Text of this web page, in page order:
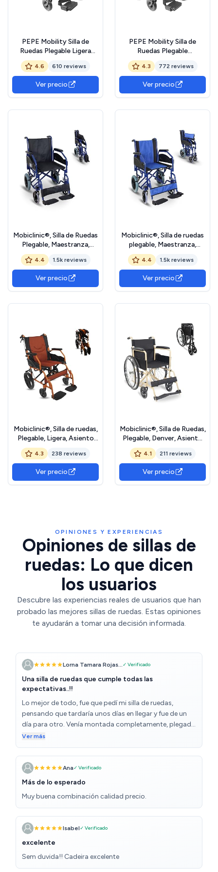
PEPE Mobility Silla de
Ruedas Plegable Ligera
(Asiento 46 cm),
Estructura de Acero con
Freno Manual,
Reposabrazos y
Reposapies Abatibles,
4.6 610 reviews
Ver precio
PEPE Mobility Silla de
Ruedas Plegable
Autopropulsable (Asiento
46 cm), Estructura de
Acero con Freno,
Reposabrazos y
Reposapies Abatibles,
4.3 772 reviews
Ver precio
Mobiclinic®, Silla de Ruedas
Plegable, Maestranza,
Frenos estacionamiento,
Asiento 45 cm, Reposapiés
extraíbles, Reposabrazos
abatibles y Acolchados,
Pequeñas, Resistente,
4.4 1.5k reviews
Ver precio
Mobiclinic®, Silla de ruedas
plegable, Maestranza,
Frenos estacionamiento,
Asiento 45 cm, Reposapiés
extraíbles, Reposabrazos
abatibles y acolchados,
Pequeñas, Resistente,
4.4 1.5k reviews
Ver precio
Mobiclinic®, Silla de ruedas,
Plegable, Ligera, Asiento
46 cm, Dos sistemas freno,
Respaldo, Aluminio,
Reposapiés abatibles,
Modelo pirámide, Pequeñas,
Reposabrazos fijos
4.3 238 reviews
Ver precio
Mobiclinic®, Silla de Ruedas,
Plegable, Denver, Asiento
46 cm, Freno Manual,
Respaldo Desmontable,
Reposapiés Abatibles,
Resistente, Crema y negro
4.1 211 reviews
Ver precio
OPINIONES Y EXPERIENCIAS
Opiniones de sillas de
ruedas: Lo que dicen
los usuarios
Descubre las experiencias reales de usuarios que han
probado las mejores sillas de ruedas. Estas opiniones
te ayudarán a tomar una decisión informada.
Lorna Tamara Rojas... ✓ Verificado
Una silla de ruedas que cumple todas las
expectativas..!!
Lo mejor de todo, fue que pedí mi silla de ruedas,
pensando que tardaría unos días en llegar y fue de un
día para otro. Venía montada completamente, plegada
y muy bien embalada en su caja. Su constitución es
muy robusta, su asiento es muy cómodo, sus
reposabrazos y su respaldo son firme y a la vez
delicado… con un bolsillo trasero para llevar las
carpetas médicas, o documentos. Y a la vez es ligera, lo
que hace más fácil el subirla o bajarla del maletero del
coche. Así es que, es una muy buena inversión en
calidad de vida, cuando tenemos movilidad reducida.
Pues, su precio es muy asequible. Una clienta
agradecida…
Ver más
Ana✓ Verificado
Más de lo esperado
Muy buena combinación calidad precio.
Isabel✓ Verificado
excelente
Sem duvida!! Cadeira excelente